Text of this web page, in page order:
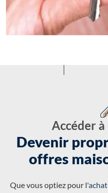
Accéder
Devenir
offres
Que vous optiez pour l'